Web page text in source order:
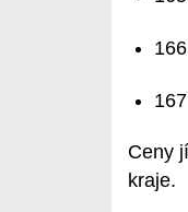
Ceny
kraje.